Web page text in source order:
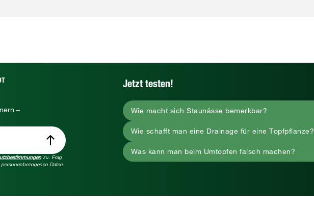
–
zu. Frag
Daten
Jetzt testen!
Wie macht sich Staunässe bemerkbar?
Wie schafft man eine Drainage für eine Topfpflanze?
Was kann man beim Umtopfen falsch machen?